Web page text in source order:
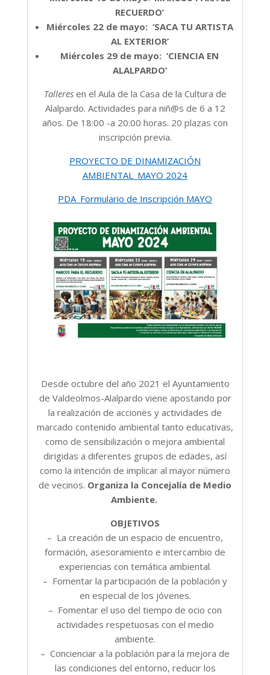
RECUERDO’
Miércoles 22 de mayo: ‘SACA TU ARTISTA
AL EXTERIOR’
Miércoles 29 de mayo: ‘CIENCIA EN
ALALPARDO’
Talleres en el Aula de la Casa de la Cultura de
Alalpardo. Actividades para niñ@s de 6 a 12
años. De 18:00 -a 20:00 horas. 20 plazas con
inscripción previa.
PROYECTO DE DINAMIZACIÓN
AMBIENTAL_MAYO 2024
PDA_Formulario de Inscripción MAYO
Desde octubre del año 2021 el Ayuntamiento
de Valdeolmos-Alalpardo viene apostando por
la realización de acciones y actividades de
marcado contenido ambiental tanto educativas,
como de sensibilización o mejora ambiental
dirigidas a diferentes grupos de edades, así
como la intención de implicar al mayor número
de vecinos. Organiza la Concejalía de Medio
Ambiente.
OBJETIVOS
– La creación de un espacio de encuentro,
formación, asesoramiento e intercambio de
experiencias con temática ambiental.
– Fomentar la participación de la población y
en especial de los jóvenes.
– Fomentar el uso del tiempo de ocio con
actividades respetuosas con el medio
ambiente.
– Concienciar a la población para la mejora de
las condiciones del entorno, reducir los